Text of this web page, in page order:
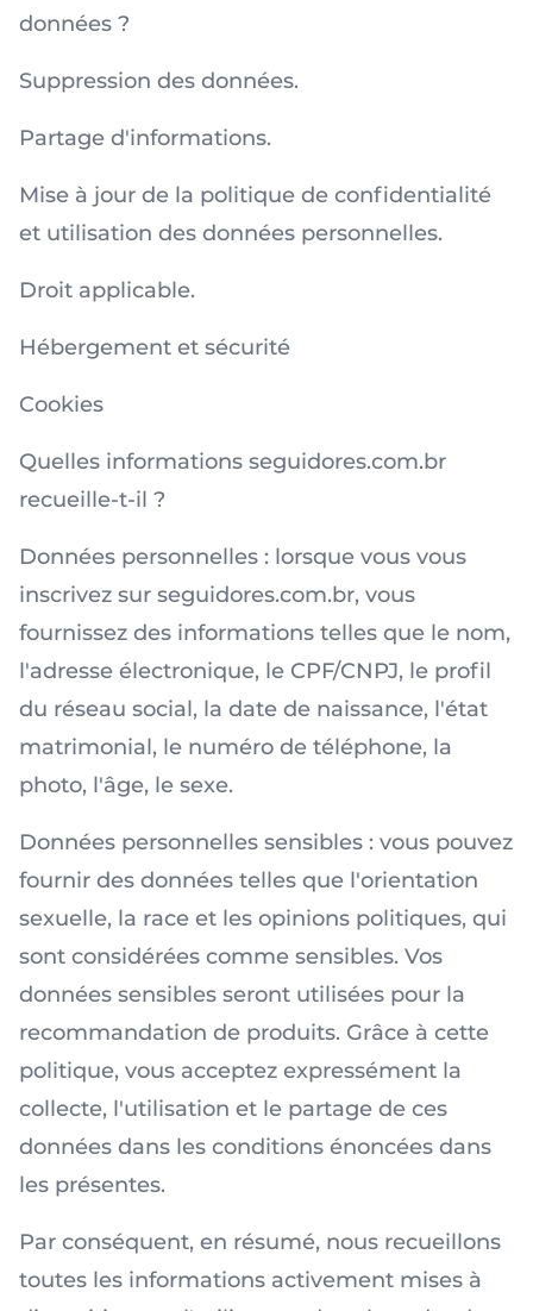
données ?
Suppression des données.
Partage d'informations.
Mise à jour de la politique de confidentialité
et utilisation des données personnelles.
Droit applicable.
Hébergement et sécurité
Cookies
Quelles informations seguidores.com.br
recueille-t-il ?
Données personnelles : lorsque vous vous
inscrivez sur seguidores.com.br, vous
fournissez des informations telles que le nom,
l'adresse électronique, le CPF/CNPJ, le profil
du réseau social, la date de naissance, l'état
matrimonial, le numéro de téléphone, la
photo, l'âge, le sexe.
Données personnelles sensibles : vous pouvez
fournir des données telles que l'orientation
sexuelle, la race et les opinions politiques, qui
sont considérées comme sensibles. Vos
données sensibles seront utilisées pour la
recommandation de produits. Grâce à cette
politique, vous acceptez expressément la
collecte, l'utilisation et le partage de ces
données dans les conditions énoncées dans
les présentes.
Par conséquent, en résumé, nous recueillons
toutes les informations activement mises à